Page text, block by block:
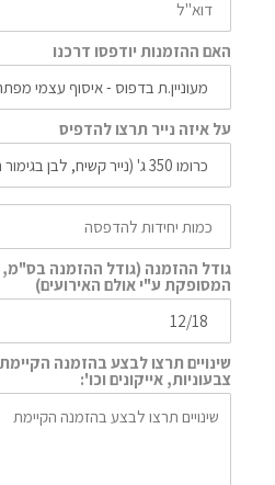
האם ההזמנות יודפסו דרכנו
על איזה נייר תרצו להדפיס
גודל ההזמנה (גודל ההזמנה בס"מ,
המסופקת ע"י אולם האירועים)
שינויים תרצו לבצע בהזמנה
צבעוניות, אייקונים וכו':